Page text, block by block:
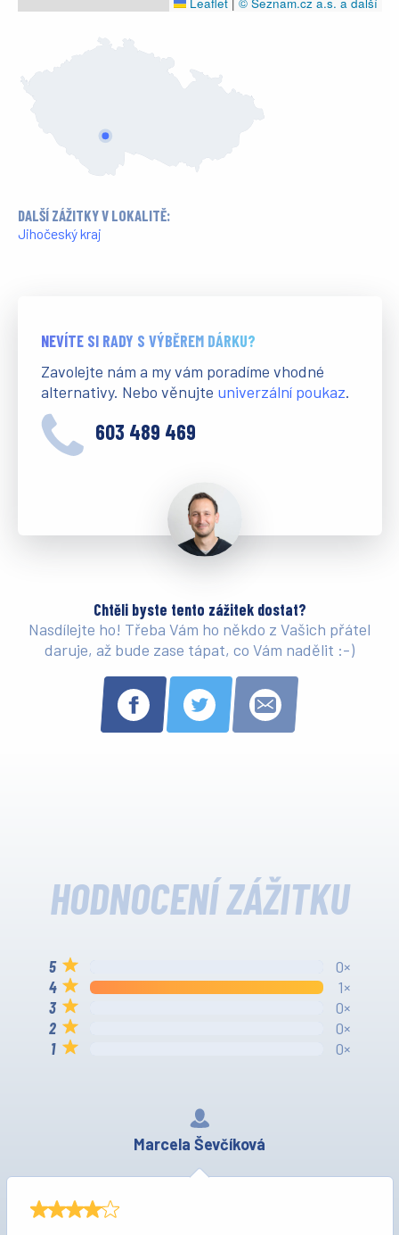
DALŠÍ ZÁŽITKY V LOKALITĚ:
Jihočeský kraj
NEVÍTE SI RADY S VÝBĚREM DÁRKU?
Zavolejte nám a my vám poradíme vhodné
alternativy. Nebo věnujte univerzální poukaz.
603 489 469
Chtěli byste tento zážitek dostat?
Nasdílejte ho! Třeba Vám ho někdo z Vašich přátel
daruje, až bude zase tápat, co Vám nadělit :-)
HODNOCENÍ ZÁŽITKU
0×
1×
0×
0×
0×
Marcela Ševčíková